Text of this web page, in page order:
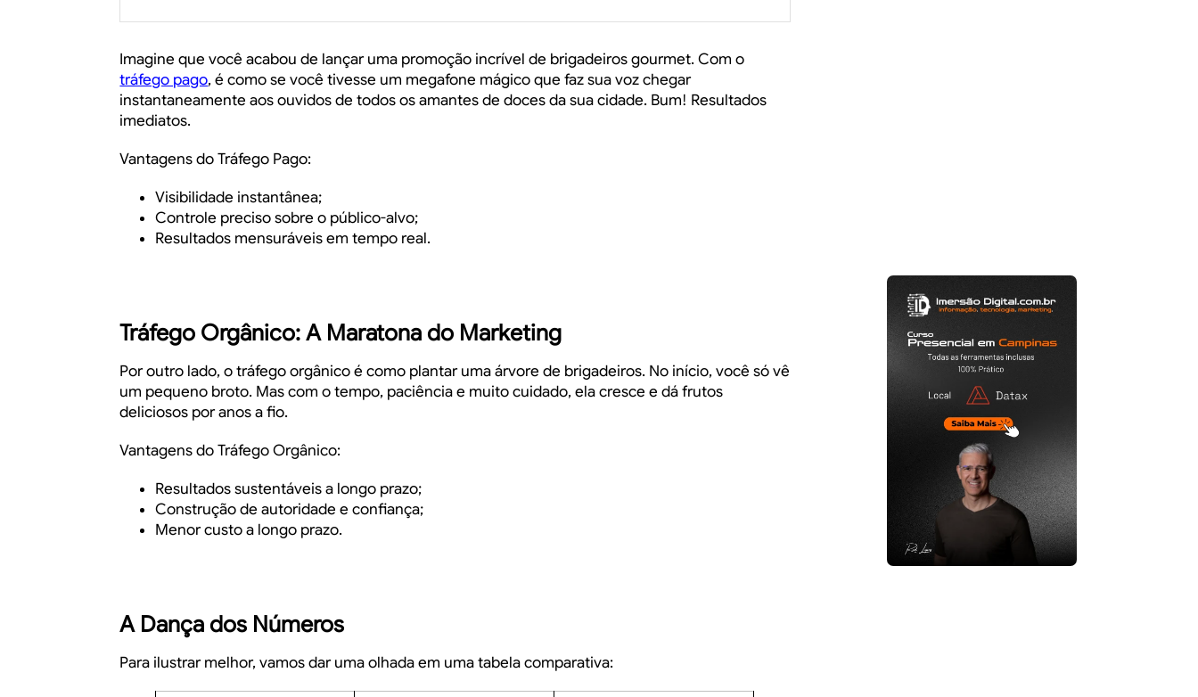
Imagine que você acabou de lançar uma promoção incrível de brigadeiros gourmet. Com o
tráfego pago, é como se você tivesse um megafone mágico que faz sua voz chegar
instantaneamente aos ouvidos de todos os amantes de doces da sua cidade. Bum! Resultados
imediatos.
Vantagens do Tráfego Pago:
Visibilidade instantânea;
Controle preciso sobre o público-alvo;
Resultados mensuráveis em tempo real.
Tráfego Orgânico: A Maratona do Marketing
Por outro lado, o tráfego orgânico é como plantar uma árvore de brigadeiros. No início, você só vê
um pequeno broto. Mas com o tempo, paciência e muito cuidado, ela cresce e dá frutos
deliciosos por anos a fio.
Vantagens do Tráfego Orgânico:
Resultados sustentáveis a longo prazo;
Construção de autoridade e confiança;
Menor custo a longo prazo.
A Dança dos Números
Para ilustrar melhor, vamos dar uma olhada em uma tabela comparativa: